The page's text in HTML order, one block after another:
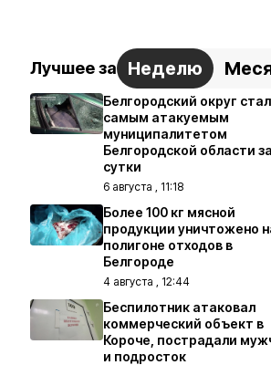
Лучшее за Неделю
Белгородский округ стал
самым атакуемым
муниципалитетом
Белгородской области за
сутки
6 августа , 11:18
Более 100 кг мясной
продукции уничтожено
полигоне отходов в
Белгороде
4 августа , 12:44
Беспилотник атаковал
коммерческий объект в
Короче, пострадали
и подросток